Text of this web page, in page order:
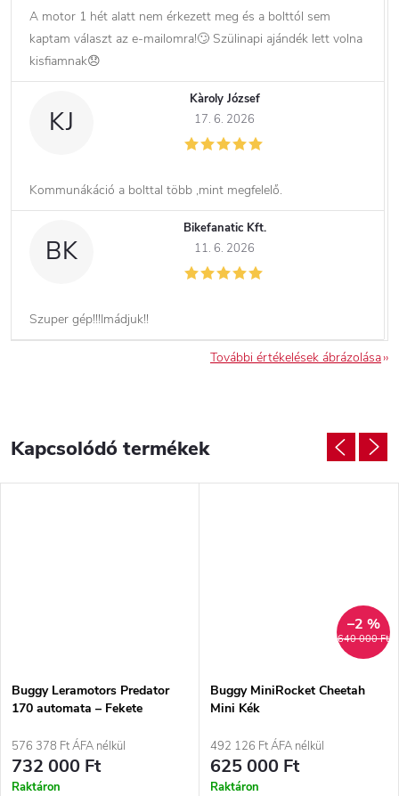
A motor 1 hét alatt nem érkezett meg és a bolttól sem
kaptam választ az e-mailomra!🙄 Szülinapi ajándék lett volna
kisfiamnak😞
KJ
Kàroly József
17. 6. 2026
Kommunákáció a bolttal több ,mint megfelelő.
BK
Bikefanatic Kft.
11. 6. 2026
Szuper gép!!!Imádjuk!!
További értékelések ábrázolása
Kapcsolódó termékek
Buggy Leramotors Predator
170 automata – Fekete
576 378 Ft ÁFA nélkül
732 000 Ft
Raktáron
640 000 Ft
–2 %
Buggy MiniRocket Cheetah
Mini Kék
492 126 Ft ÁFA nélkül
625 000 Ft
Raktáron